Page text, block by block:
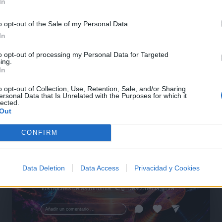
opt-out of the Sale of my Personal Data.
opt-out of processing my Personal Data for Targeted
opt-out of Collection, Use, Retention, Sale, and/or Sharing
Data that Is Unrelated with the Purposes for which it
CONFIRM
Data Deletion Data Access Privacidad y Cookies
Añadir un comentario ...
Psicodelia y Space Rock 🎸✨
🌌🚀 Viaje intergaláctico: la mejor selección de
tus noches de astronomía. 🪐🎸 Desconecta, mira
al firmamento y siente la gravedad cero. 💾 ¡Guarda
esta colección para tu próxima noche estrellada!
✨⭐